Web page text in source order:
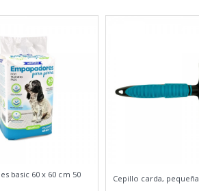
basic 60 x 60 cm 50
Cepillo carda, pequeña